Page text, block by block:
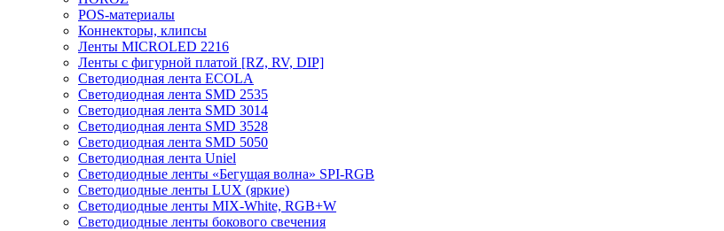
POS-материалы
Коннекторы, клипсы
Ленты MICROLED 2216
Ленты с фигурной платой [RZ, RV, DIP]
Светодиодная лента ECOLA
Светодиодная лента SMD 2535
Светодиодная лента SMD 3014
Светодиодная лента SMD 3528
Светодиодная лента SMD 5050
Светодиодная лента Uniel
Светодиодные ленты «Бегущая волна» SPI-RGB
Светодиодные ленты LUX (яркие)
Светодиодные ленты MIX-White, RGB+W
Светодиодные ленты бокового свечения